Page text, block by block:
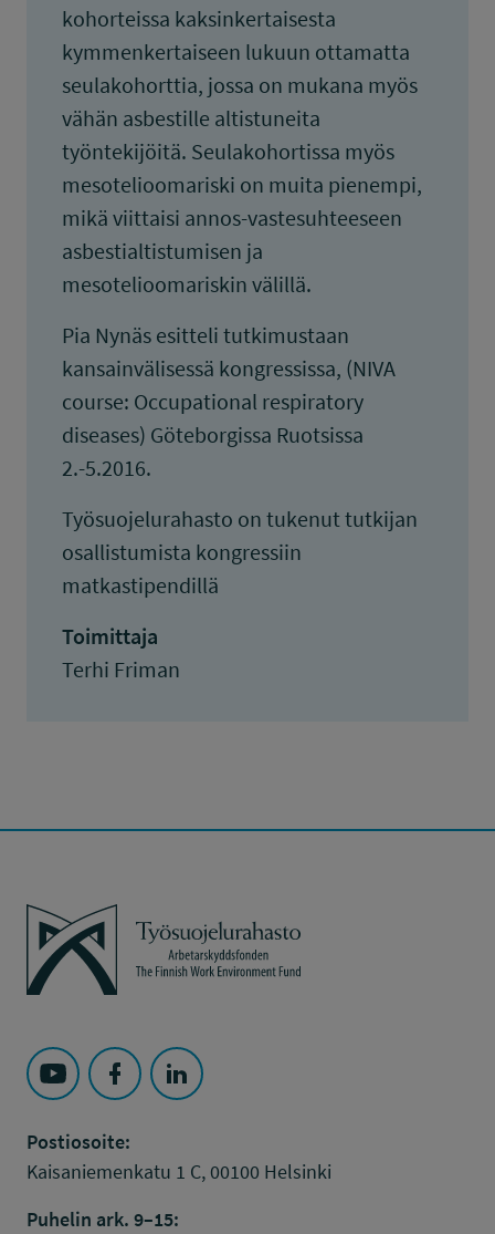
kohorteissa kaksinkertaisesta
kymmenkertaiseen lukuun ottamatta
seulakohorttia, jossa on mukana myös
vähän asbestille altistuneita
työntekijöitä. Seulakohortissa myös
mesotelioomariski on muita pienempi,
mikä viittaisi annos-vastesuhteeseen
asbestialtistumisen ja
mesotelioomariskin välillä.
Pia Nynäs esitteli tutkimustaan
kansainvälisessä kongressissa, (NIVA
course: Occupational respiratory
diseases) Göteborgissa Ruotsissa
2.-5.2016.
Työsuojelurahasto on tukenut tutkijan
osallistumista kongressiin
matkastipendillä
Toimittaja
Terhi Friman
Työsuojelurahasto
Seuraa Työsuojelurahasto kohteessa: YouTube
Seuraa Työsuojelurahasto kohteessa:
Seuraa Työsuojelurahasto kohteessa:
Postiosoite:
Kaisaniemenkatu 1 C, 00100 Helsinki
Puhelin ark. 9–15: